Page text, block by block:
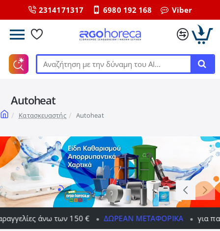
2314171317 6980 192 168 Viber
Αναζήτηση
δύναμη
ΑΙ...
Autoheat
homeΚατασκευαστής Autoheat
€ ΔΩΡΕΆΝ ΜΕΤΑΦΟΡΙΚΆ για παραγγελίες άνω των